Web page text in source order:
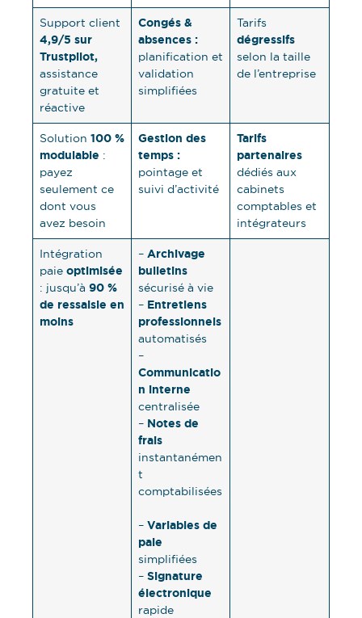
Support client
4,9/5 sur
Trustpilot,
assistance
gratuite et
réactive
Congés &
absences :
planification et
validation
simplifiées
Tarifs
dégressifs
selon la taille
de l’entreprise
Solution 100 %
modulable :
payez
seulement ce
dont vous
avez besoin
Gestion des
temps :
pointage et
suivi d’activité
Tarifs
partenaires
dédiés aux
cabinets
comptables et
intégrateurs
Intégration
paie optimisée
: jusqu’à 90 %
de ressaisie en
moins
– Archivage
bulletins
sécurisé à vie
– Entretiens
professionnels
automatisés
–
Communicatio
n interne
centralisée
– Notes de
frais
instantanémen
t
comptabilisées
– Variables de
paie
simplifiées
– Signature
électronique
rapide